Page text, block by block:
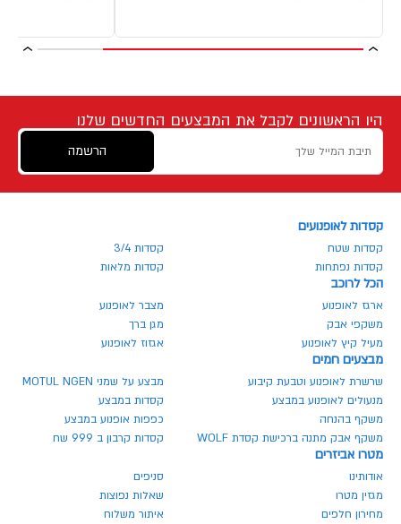
היו הראשונים לקבל את המבצעים החדשים שלנו
הרשמה
קסדות לאופנועים
קסדות שטח
קסדות 3/4
קסדות נפתחות
קסדות מלאות
הכל לרוכב
ארגז לאופנוע
מצבר לאופנוע
משקפי אבק
מגן ברך
מעיל קיץ לאופנוע
אגזוז לאופנוע
מבצעים חמים
שרשרת לאופנוע וטבעת קיבוע
מבצע על שמני MOTUL NGEN
מנעולים לאופנוע במבצע
קסדות במבצע
משקף בהנחה
כפפות אופנוע במבצע
משקף אבק מתנה ברכישת קסדת WOLF
קסדות קרבון ב 999 שח
מטרו אביזרים
אודותינו
סניפים
מגזין מטרו
שאלות נפוצות
מחירון חלפים
איתור משלוח